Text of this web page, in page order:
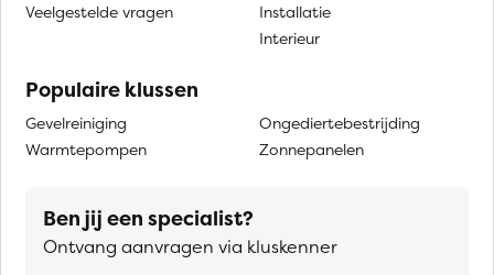
Veelgestelde vragen
Installatie
Interieur
Populaire klussen
Gevelreiniging
Warmtepompen
Ongediertebestrijding
Zonnepanelen
Ben jij een specialist?
Ontvang aanvragen via kluskenner